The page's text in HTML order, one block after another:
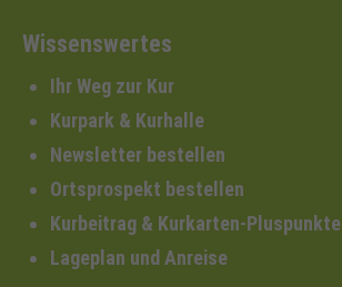
Wissenswertes
Ihr Weg zur Kur
Kurpark & Kurhalle
Newsletter bestellen
Ortsprospekt bestellen
Kurbeitrag & Kurkarten-Pluspunkte
Lageplan und Anreise